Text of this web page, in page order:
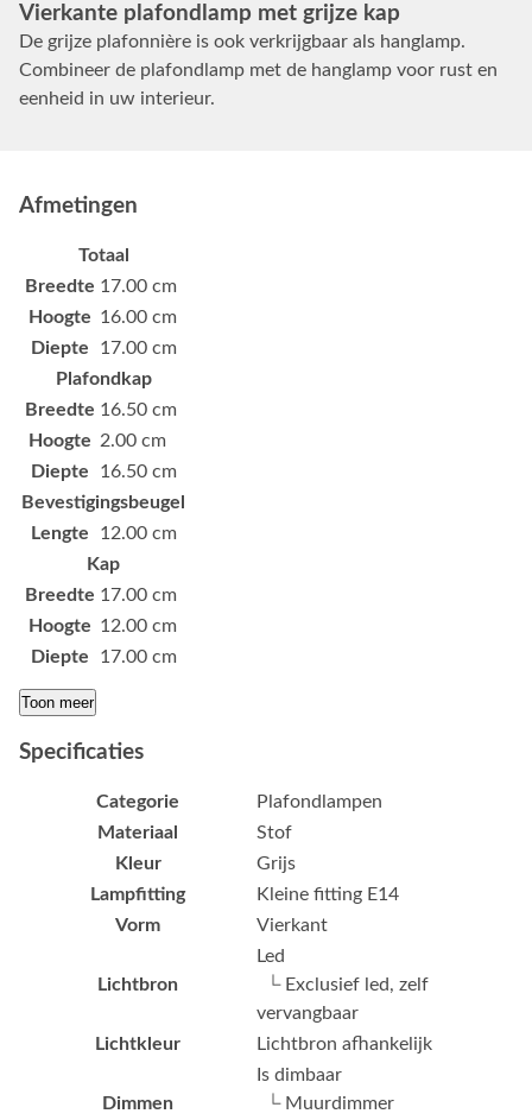
Vierkante plafondlamp met grijze kap
De grijze plafonnière is ook verkrijgbaar als hanglamp.
Combineer de plafondlamp met de hanglamp voor rust en
eenheid in uw interieur.
Afmetingen
Totaal
Breedte 17.00 cm
Hoogte 16.00 cm
Diepte
17.00 cm
Plafondkap
Breedte 16.50 cm
Hoogte 2.00 cm
Diepte
16.50 cm
Bevestigingsbeugel
Lengte
12.00 cm
Kap
Breedte 17.00 cm
Hoogte 12.00 cm
Diepte
17.00 cm
Toon meer
Specificaties
Categorie
Plafondlampen
Materiaal
Stof
Kleur
Grijs
Lampfitting
Kleine fitting E14
Vorm
Vierkant
Lichtbron
Led
└ Exclusief led, zelf
vervangbaar
Lichtkleur
Lichtbron afhankelijk
Dimmen
Is dimbaar
└ Muurdimmer